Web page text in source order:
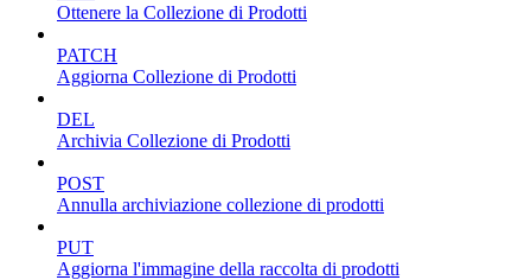
Ottenere la Collezione di Prodotti
PATCH
Aggiorna Collezione di Prodotti
DEL
Archivia Collezione di Prodotti
POST
Annulla archiviazione collezione di prodotti
PUT
Aggiorna l'immagine della raccolta di prodotti